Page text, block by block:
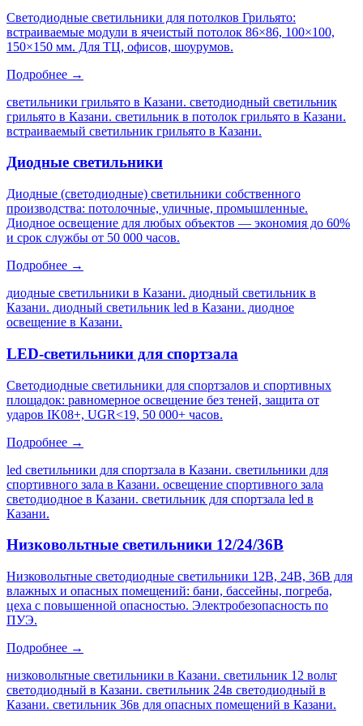
Светодиодные светильники для потолков Грильято:
встраиваемые модули в ячеистый потолок 86×86, 100×100,
150×150 мм. Для ТЦ, офисов, шоурумов.
Подробнее →
светильники грильято в Казани. светодиодный светильник
грильято в Казани. светильник в потолок грильято в Казани.
встраиваемый светильник грильято в Казани.
Диодные светильники
Диодные (светодиодные) светильники собственного
производства: потолочные, уличные, промышленные.
Диодное освещение для любых объектов — экономия до 60%
и срок службы от 50 000 часов.
Подробнее →
диодные светильники в Казани. диодный светильник в
Казани. диодный светильник led в Казани. диодное
освещение в Казани.
LED-светильники для спортзала
Светодиодные светильники для спортзалов и спортивных
площадок: равномерное освещение без теней, защита от
ударов IK08+, UGR<19, 50 000+ часов.
Подробнее →
led светильники для спортзала в Казани. светильники для
спортивного зала в Казани. освещение спортивного зала
светодиодное в Казани. светильник для спортзала led в
Казани.
Низковольтные светильники 12/24/36В
Низковольтные светодиодные светильники 12В, 24В, 36В для
влажных и опасных помещений: бани, бассейны, погреба,
цеха с повышенной опасностью. Электробезопасность по
ПУЭ.
Подробнее →
низковольтные светильники в Казани. светильник 12 вольт
светодиодный в Казани. светильник 24в светодиодный в
Казани. светильник 36в для опасных помещений в Казани.